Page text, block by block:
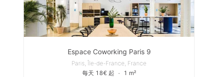
Espace Coworking Paris 9
Paris, Île-de-France, France
每天 18€ 起
∙ 1 m²